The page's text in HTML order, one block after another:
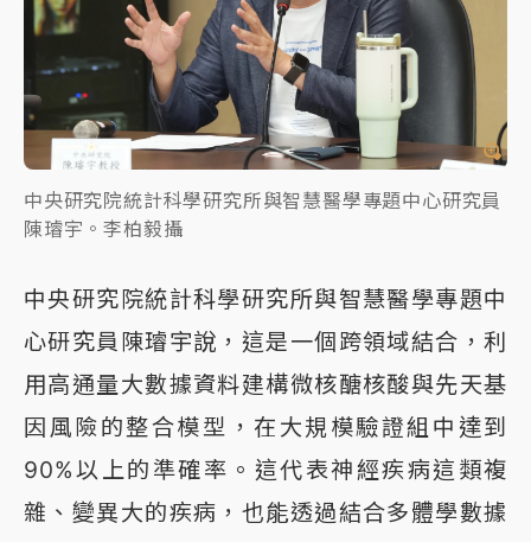
中央研究院統計科學研究所與智慧醫學專題中心研究員
陳璿宇。李柏毅攝
中央研究院統計科學研究所與智慧醫學專題中
心研究員陳璿宇說，這是一個跨領域結合，利
用高通量大數據資料建構微核醣核酸與先天基
因風險的整合模型，在大規模驗證組中達到
90%以上的準確率。這代表神經疾病這類複
雜、變異大的疾病，也能透過結合多體學數據